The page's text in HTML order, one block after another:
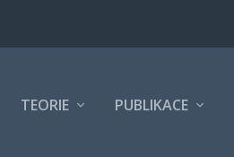
TEORIE PUBLIKACE